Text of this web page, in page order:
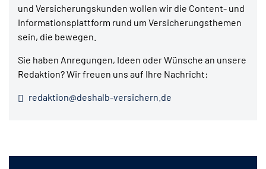
und Versicherungskunden wollen wir die Content- und
Informationsplattform rund um Versicherungsthemen
sein, die bewegen.
Sie haben Anregungen, Ideen oder Wünsche an unsere
Redaktion? Wir freuen uns auf Ihre Nachricht:
redaktion@deshalb-versichern.de